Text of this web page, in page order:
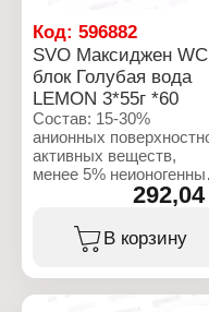
Количество смываний:
до 250 смываний
Упаковка: блистер
Код: 596882
SVO Максиджен WC
блок Голубая вода
LEMON 3*55г *60
Состав: 15-30%
анионных
активных веществ,
менее 5%
поверхностно-
веществ, отдушка,
бензилсалицилат,
цитронеллол,
В корзину